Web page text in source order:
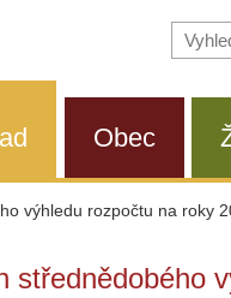
na
Obec
výhledu rozpočtu na roky
střednědobého